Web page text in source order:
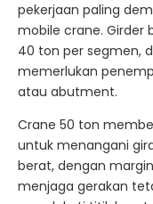
pekerjaan paling
mobile crane. Girder
40 ton per segmen,
memerlukan
atau abutment.
Crane 50 ton
untuk menangani
berat, dengan
menjaga gerakan